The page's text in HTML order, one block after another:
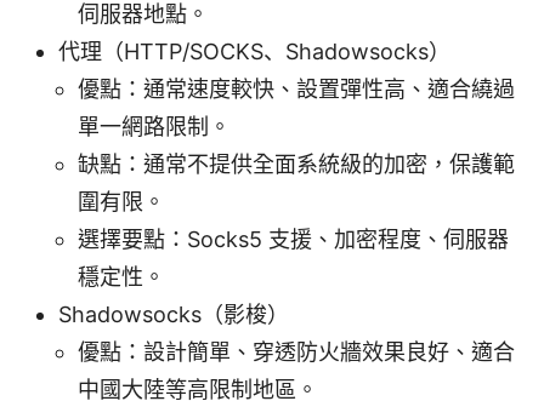
伺服器地點。
代理（HTTP/SOCKS、Shadowsocks）
優點：通常速度較快、設置彈性高、適合繞過
單一網路限制。
缺點：通常不提供全面系統級的加密，保護範
圍有限。
選擇要點：Socks5 支援、加密程度、伺服器
穩定性。
Shadowsocks（影梭）
優點：設計簡單、穿透防火牆效果良好、適合
中國大陸等高限制地區。